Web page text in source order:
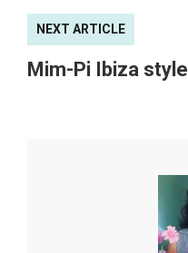
NEXT ARTICLE
Mim-Pi Ibiza style